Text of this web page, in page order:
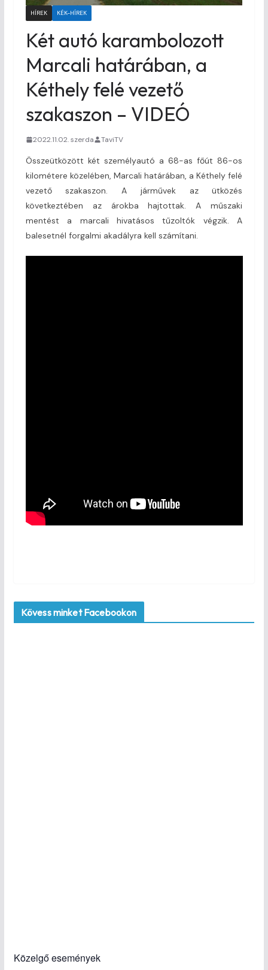
HÍREK KÉK-HÍREK
Két autó karambolozott
Marcali határában, a
Kéthely felé vezető
szakaszon – VIDEÓ
2022.11.02. szerda TaviTV
Összeütközött két személyautó a 68-as főút 86-os
kilométere közelében, Marcali határában, a Kéthely felé
vezető szakaszon. A járművek az ütközés
következtében az árokba hajtottak. A műszaki
mentést a marcali hivatásos tűzoltók végzik. A
balesetnél forgalmi akadályra kell számítani.
Kövess minket Facebookon
Közelgő események